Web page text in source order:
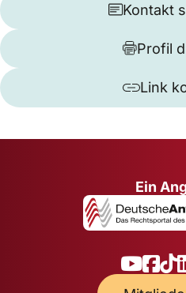
Kontakt
Profil
Link
Ein